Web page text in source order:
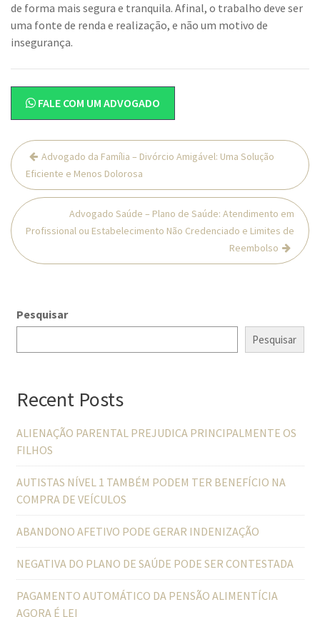
de forma mais segura e tranquila. Afinal, o trabalho deve ser
uma fonte de renda e realização, e não um motivo de
insegurança.
FALE COM UM ADVOGADO
Navegação
de
Post
Advogado da Família – Divórcio Amigável: Uma Solução
Eficiente e Menos Dolorosa
Advogado Saúde – Plano de Saúde: Atendimento em
Profissional ou Estabelecimento Não Credenciado e Limites de
Reembolso
Pesquisar
Pesquisar
Recent Posts
ALIENAÇÃO PARENTAL PREJUDICA PRINCIPALMENTE OS
FILHOS
AUTISTAS NÍVEL 1 TAMBÉM PODEM TER BENEFÍCIO NA
COMPRA DE VEÍCULOS
ABANDONO AFETIVO PODE GERAR INDENIZAÇÃO
NEGATIVA DO PLANO DE SAÚDE PODE SER CONTESTADA
PAGAMENTO AUTOMÁTICO DA PENSÃO ALIMENTÍCIA
AGORA É LEI